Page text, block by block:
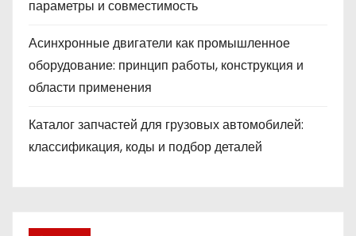
параметры и совместимость
Асинхронные двигатели как промышленное
оборудование: принцип работы, конструкция и
области применения
Каталог запчастей для грузовых автомобилей:
классификация, коды и подбор деталей